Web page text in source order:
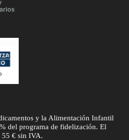
y la Alimentación Infantil
del programa de fidelización. El
55 € sin IVA.